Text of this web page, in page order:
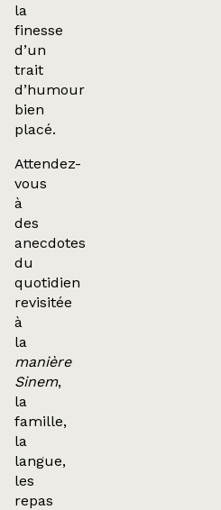
la
finesse
d’un
trait
d’humour
bien
placé.
Attendez-
vous
à
des
anecdotes
du
quotidien
revisitée
à
la
manière
Sinem,
la
famille,
la
langue,
les
repas